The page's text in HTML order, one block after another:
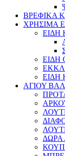
ΒΡΕΦΙΚΑ
ΧΡΗΣΙΜΑ
ΕΙΔΗ
ΕΙΔΗ
ΕΙΔΗ
ΑΓΙΟΥ
ΔΩΡΑ